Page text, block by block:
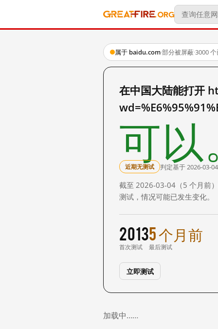
属于 baidu.com·部分被屏蔽·3000
在中国大陆能打开
可以
近期无测试 判定基于 2026-03-
截至 2026-03-04（5 个月前
测试，情况可能已发生变化。
2013
首次测试
5 个月前
最后测试
立即测试
加载中……